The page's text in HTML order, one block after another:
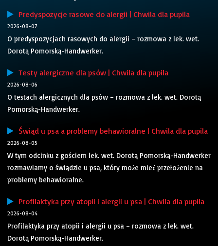
Predyspozycje rasowe do alergii | Chwila dla pupila
2026-08-07
O predyspozycjach rasowych do alergii – rozmowa z lek. wet.
Dorotą Pomorską-Handwerker.
Testy alergiczne dla psów | Chwila dla pupila
2026-08-06
O testach alergicznych dla psów – rozmowa z lek. wet. Dorotą
Pomorską-Handwerker.
Świąd u psa a problemy behawioralne | Chwila dla pupila
2026-08-05
W tym odcinku z gościem lek. wet. Dorotą Pomorską-Handwerker
rozmawiamy o świądzie u psa, który może mieć przełożenie na
problemy behawioralne.
Profilaktyka przy atopii i alergii u psa | Chwila dla pupila
2026-08-04
Profilaktyka przy atopii i alergii u psa – rozmowa z lek. wet.
Dorotą Pomorską-Handwerker.